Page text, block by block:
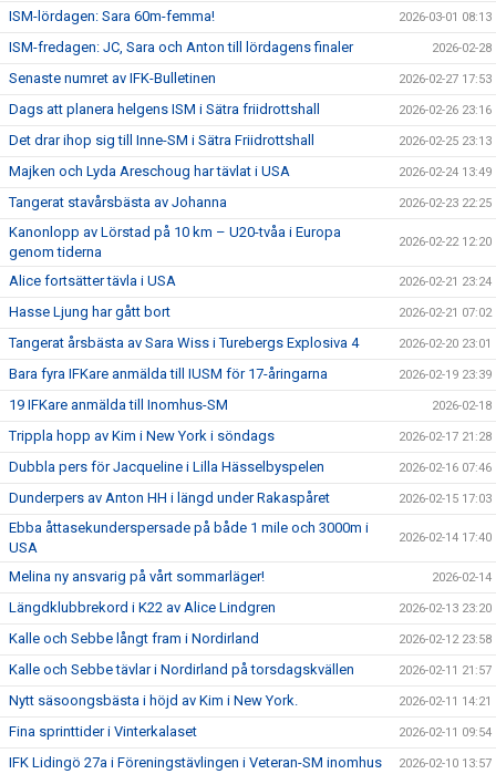
ISM-lördagen: Sara 60m-femma! 2026-03-01 08:13
ISM-fredagen: JC, Sara och Anton till lördagens finaler 2026-02-28
Senaste numret av IFK-Bulletinen 2026-02-27 17:53
Dags att planera helgens ISM i Sätra friidrottshall 2026-02-26 23:16
Det drar ihop sig till Inne-SM i Sätra Friidrottshall 2026-02-25 23:13
Majken och Lyda Areschoug har tävlat i USA 2026-02-24 13:49
Tangerat stavårsbästa av Johanna 2026-02-23 22:25
Kanonlopp av Lörstad på 10 km – U20-tvåa i Europa
genom tiderna
2026-02-22 12:20
Alice fortsätter tävla i USA 2026-02-21 23:24
Hasse Ljung har gått bort 2026-02-21 07:02
Tangerat årsbästa av Sara Wiss i Turebergs Explosiva 4 2026-02-20 23:01
Bara fyra IFKare anmälda till IUSM för 17-åringarna 2026-02-19 23:39
19 IFKare anmälda till Inomhus-SM 2026-02-18
Trippla hopp av Kim i New York i söndags 2026-02-17 21:28
Dubbla pers för Jacqueline i Lilla Hässelbyspelen 2026-02-16 07:46
Dunderpers av Anton HH i längd under Rakaspåret 2026-02-15 17:03
Ebba åttasekunderspersade på både 1 mile och 3000m i
USA
2026-02-14 17:40
Melina ny ansvarig på vårt sommarläger! 2026-02-14
Längdklubbrekord i K22 av Alice Lindgren 2026-02-13 23:20
Kalle och Sebbe långt fram i Nordirland 2026-02-12 23:58
Kalle och Sebbe tävlar i Nordirland på torsdagskvällen 2026-02-11 21:57
Nytt säsoongsbästa i höjd av Kim i New York. 2026-02-11 14:21
Fina sprinttider i Vinterkalaset 2026-02-11 09:54
IFK Lidingö 27a i Föreningstävlingen i Veteran-SM inomhus 2026-02-10 13:57